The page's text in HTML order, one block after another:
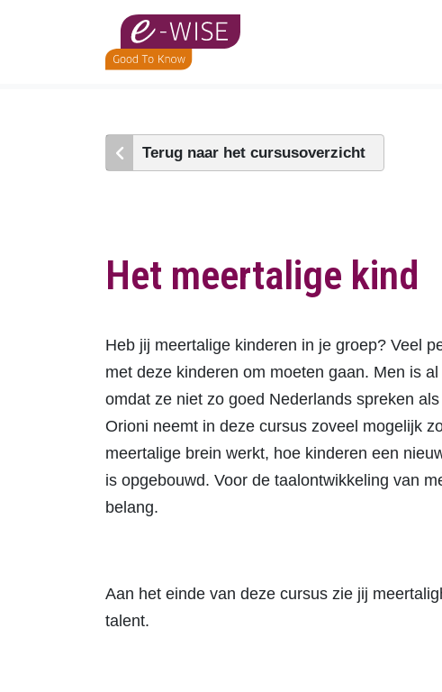
Terug naar het cursusoverzicht
Het meertalige kind
Heb jij meertalige kinderen in je groep? Veel
met deze kinderen om moeten gaan. Men is
omdat ze niet zo goed Nederlands spreken
Orioni neemt in deze cursus zoveel mogelijk
meertalige brein werkt, hoe kinderen een
is opgebouwd. Voor de taalontwikkeling van
belang.
Aan het einde van deze cursus zie jij
talent.